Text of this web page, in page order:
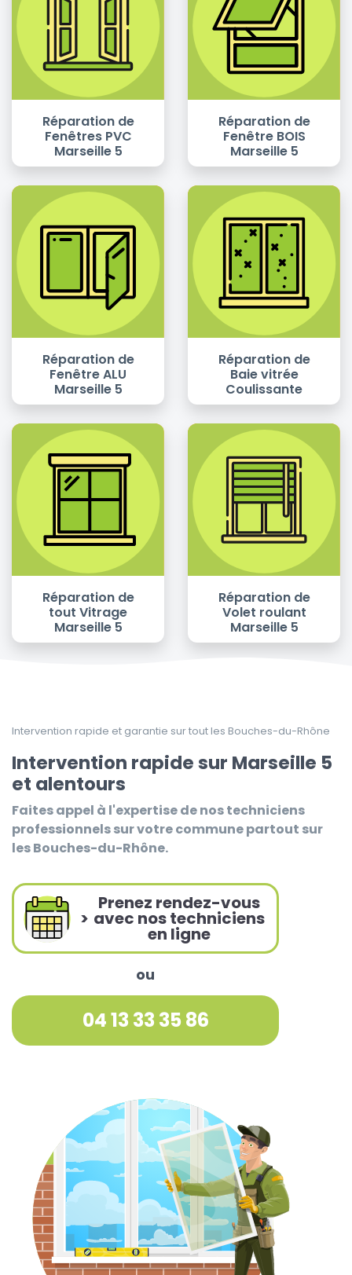
Réparation de
Fenêtres PVC
Marseille 5
Réparation de
Fenêtre BOIS
Marseille 5
Réparation de
Fenêtre ALU
Marseille 5
Réparation de
Baie vitrée
Coulissante
Réparation de
tout Vitrage
Marseille 5
Réparation de
Volet roulant
Marseille 5
Intervention rapide et garantie sur tout les Bouches-du-Rhône
Intervention rapide sur Marseille 5
et alentours
Faites appel à l'expertise de nos techniciens
professionnels sur votre commune partout sur
les Bouches-du-Rhône.
>
Prenez rendez-vous
avec nos techniciens
en ligne
ou
04 13 33 35 86